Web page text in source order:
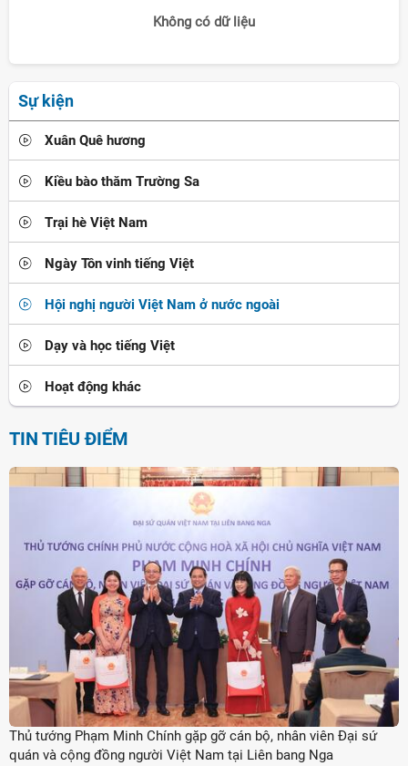
Không có dữ liệu
Sự kiện
Xuân Quê hương
Kiều bào thăm Trường Sa
Trại hè Việt Nam
Ngày Tôn vinh tiếng Việt
Hội nghị người Việt Nam ở nước ngoài
Dạy và học tiếng Việt
Hoạt động khác
TIN TIÊU ĐIỂM
Thủ tướng Phạm Minh Chính gặp gỡ cán bộ, nhân viên Đại sứ
quán và cộng đồng người Việt Nam tại Liên bang Nga